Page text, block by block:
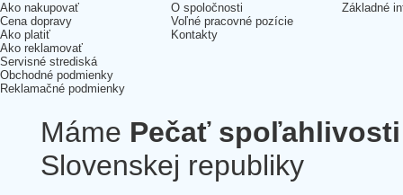
Ako nakupovať
Cena dopravy
Ako platiť
Ako reklamovať
Servisné strediská
Obchodné podmienky
Reklamačné podmienky
O spoločnosti
Voľné pracovné pozície
Kontakty
Základné
Máme Pečať spoľahlivosti
Slovenskej republiky